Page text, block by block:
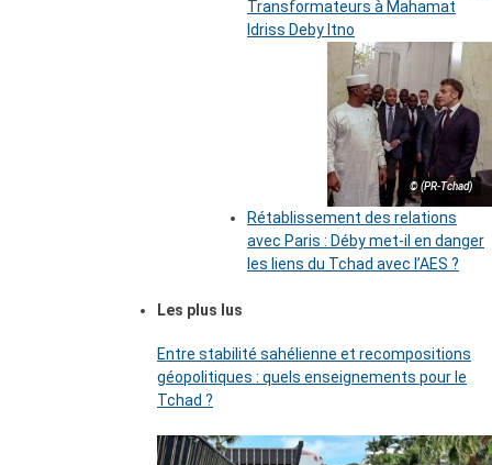
Transformateurs à Mahamat
Idriss Deby Itno
© (PR-Tchad)
Rétablissement des relations
avec Paris : Déby met-il en danger
les liens du Tchad avec l’AES ?
Les plus lus
Entre stabilité sahélienne et recompositions
géopolitiques : quels enseignements pour le
Tchad ?